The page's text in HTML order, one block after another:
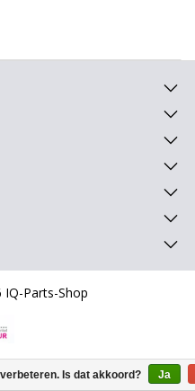
Parts-Shop
Is dat akkoord? Ja